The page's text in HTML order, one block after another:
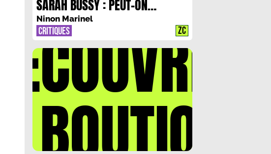
SARAH BUSSY : PEUT-ON
VRAIMENT REFAIRE SA VIE ?
Ninon Marinel
CRITIQUES ZC
BOUTIQUE